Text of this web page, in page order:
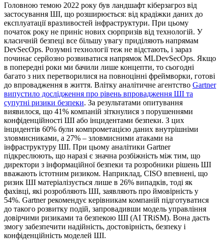
Головною темою 2022 року був ландшафт кіберзагроз від
застосування ШІ, що розширюється: від крадіжки даних до
експлуатації вразливостей інфраструктури. При цьому
початок року не приніс нових сюрпризів від технологій. У
класичній безпеці все більшу увагу приділяють напрямам
DevSecOps. Розумні технології теж не відстають, і зараз
починає серйозно розвиватися напрямок MLDevSecOps. Якщо
в попередні роки ми бачили лише концепти, то сьогодні
багато з них перетворилися на повноцінні фреймворки, готові
до впровадження в життя. Влітку аналітичне агентство Gartner
випустило дослідження про рівень впровадження ШІ та
супутні ризики безпеки. За результатами опитування
виявилося, що 41% компаній зіткнулися з порушеннями
конфіденційності ШІ або інцидентами безпеки. З цих
інцидентів 60% були компрометацією даних внутрішніми
зловмисниками, а 27% – зловмисними атаками на
інфраструктуру ШІ. При цьому аналітики Gartner
підкреслюють, що наразі є значна розбіжність між тим, що
директори з інформаційної безпеки та розробники рішень ШІ
вважають істотним ризиком. Наприклад, CISO впевнені, що
ризик ШІ матеріалізується лише в 26% випадків, тоді як
фахівці, які розробляють ШІ, заявляють про ймовірність у
54%. Gartner рекомендує керівникам компаній підготуватися
до такого розвитку подій, запровадивши модель управління
довірчими ризиками та безпекою ШІ (AI TRiSM). Вона дасть
змогу забезпечити надійність, достовірність, безпеку і
конфіденційність моделей ШІ.